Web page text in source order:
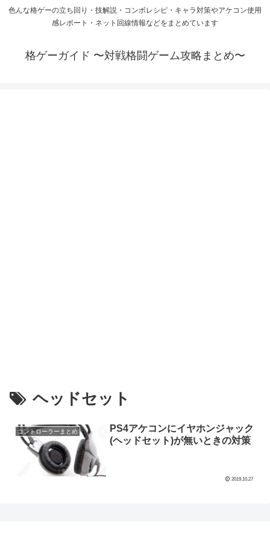
色んな格ゲーの立ち回り・技解説・コンボレシピ・キャラ対策やアケコン使用
感レポート・ネット回線情報などをまとめています
格ゲーガイド 〜対戦格闘ゲーム攻略まとめ〜
ヘッドセット
コントローラーまとめ
PS4アケコンにイヤホンジャック
(ヘッドセット)が無いときの対策
2019.10.27